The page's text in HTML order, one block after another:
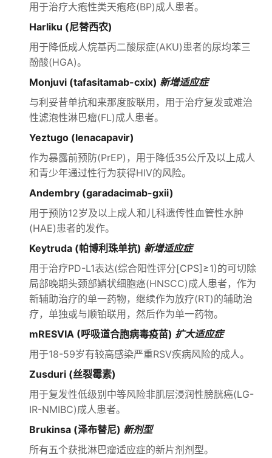
用于治疗大疱性类天疱疮(BP)成人患者。
Harliku (尼替西农)
用于降低成人烷基丙二酸尿症(AKU)患者的尿均苯三
酚酸(HGA)。
Monjuvi (tafasitamab-cxix) 新增适应症
与利妥昔单抗和来那度胺联用，用于治疗复发或难治
性滤泡性淋巴瘤(FL)成人患者。
Yeztugo (lenacapavir)
作为暴露前预防(PrEP)，用于降低35公斤及以上成人
和青少年通过性行为获得HIV的风险。
Andembry (garadacimab-gxii)
用于预防12岁及以上成人和儿科遗传性血管性水肿
(HAE)患者的发作。
Keytruda (帕博利珠单抗) 新增适应症
用于治疗PD-L1表达(综合阳性评分[CPS]≥1)的可切除
局部晚期头颈部鳞状细胞癌(HNSCC)成人患者，作为
新辅助治疗的单一药物，继续作为放疗(RT)的辅助治
疗，单独或与顺铂联用，然后作为单一药物。
mRESVIA (呼吸道合胞病毒疫苗) 扩大适应症
用于18-59岁有较高感染严重RSV疾病风险的成人。
Zusduri (丝裂霉素)
用于复发性低级别中等风险非肌层浸润性膀胱癌(LG-
IR-NMIBC)成人患者。
Brukinsa (泽布替尼) 新剂型
所有五个获批淋巴瘤适应症的新片剂剂型。